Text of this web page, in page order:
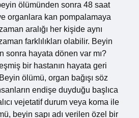
ölümünden sonra 48 saat
organlara kan pompalamaya
aralığı her kişide aynı
farklılıkları olabilir. Beyin
sonra hayata dönen var mı?
bir hastanın hayata geri
ölümü, organ bağışı söz
endişe duyduğu başlıca
vejetatif durum veya koma ile
beyin sapı adı verilen özel bir